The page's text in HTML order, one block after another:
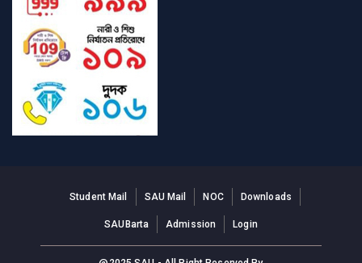
Student Mail SAU Mail NOC Downloads
SAUBarta Admission Login